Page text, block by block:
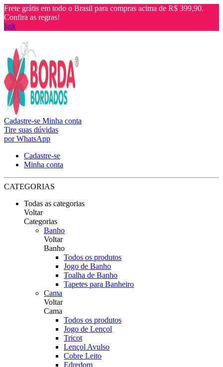
Frete grátis em todo o Brasil para compras acima de R$ 399,90.
Confira as regras!
link
Cadastre-se Minha conta
Tire suas dúvidas
por WhatsApp
Cadastre-se
Minha conta
CATEGORIAS
Todas as categorias
Voltar
Categorias
Banho
Voltar
Banho
Todos os produtos
Jogo de Banho
Toalha de Banho
Tapetes para Banheiro
Cama
Voltar
Cama
Todos os produtos
Jogo de Lençol
Tricot
Lençol Avulso
Cobre Leito
Edredom